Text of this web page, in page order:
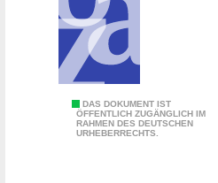
e
e
w
e
r
t
w
c
DAS DOKUMENT IST
ÖFFENTLICH ZUGÄNGLICH IM
RAHMEN DES DEUTSCHEN
URHEBERRECHTS.